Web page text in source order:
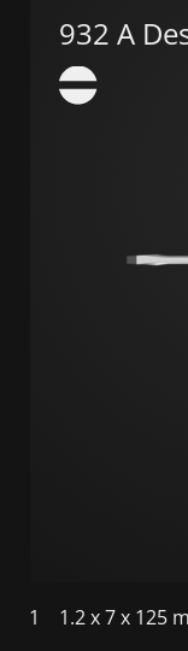
932 A
1 1.2 x 7 x 125